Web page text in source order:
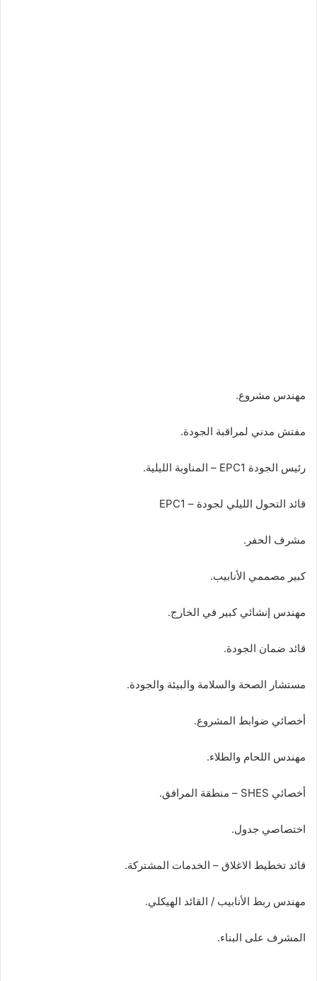
مهندس مشروع.
مفتش مدني لمراقبة الجودة.
رئيس الجودة EPC1 – المناوبة الليلية.
قائد التحول الليلي لجودة – EPC1
مشرف الحفر.
كبير مصممي الأنابيب.
مهندس إنشائي كبير في الخارج.
قائد ضمان الجودة.
مستشار الصحة والسلامة والبيئة والجودة.
أخصائي ضوابط المشروع.
مهندس اللحام والطلاء.
أخصائي SHES – منطقة المرافق.
اختصاصي جدول.
قائد تخطيط الاغلاق – الخدمات المشتركة.
مهندس ربط الأنابيب / القائد الهيكلي.
المشرف على البناء.